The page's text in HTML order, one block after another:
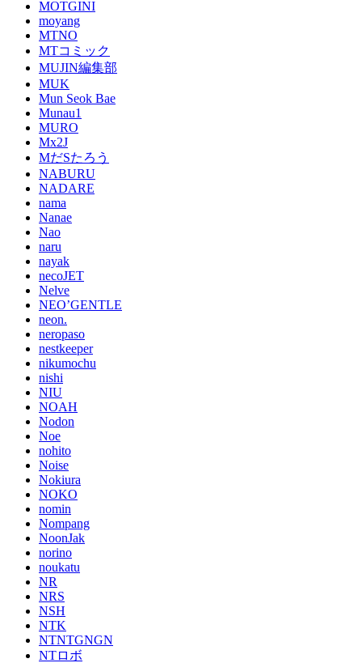
MOTGINI
moyang
MTNO
MTコミック
MUJIN編集部
MUK
Mun Seok Bae
Munau1
MURO
Mx2J
MだSたろう
NABURU
NADARE
nama
Nanae
Nao
naru
nayak
necoJET
Nelve
NEO’GENTLE
neon.
neropaso
nestkeeper
nikumochu
nishi
NIU
NOAH
Nodon
Noe
nohito
Noise
Nokiura
NOKO
nomin
Nompang
NoonJak
norino
noukatu
NR
NRS
NSH
NTK
NTNTGNGN
NTロボ